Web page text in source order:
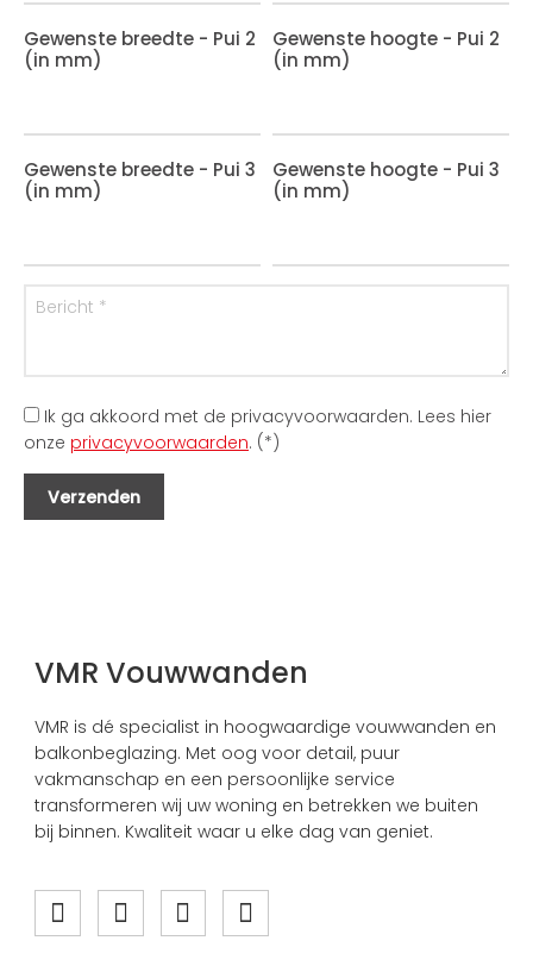
Gewenste breedte - Pui 2
(in mm)
Gewenste hoogte - Pui 2
(in mm)
Gewenste breedte - Pui 3
(in mm)
Gewenste hoogte - Pui 3
(in mm)
Ik ga akkoord met de privacyvoorwaarden. Lees hier
onze privacyvoorwaarden. (*)
VMR Vouwwanden
VMR is dé specialist in hoogwaardige vouwwanden en
balkonbeglazing. Met oog voor detail, puur
vakmanschap en een persoonlijke service
transformeren wij uw woning en betrekken we buiten
bij binnen. Kwaliteit waar u elke dag van geniet.